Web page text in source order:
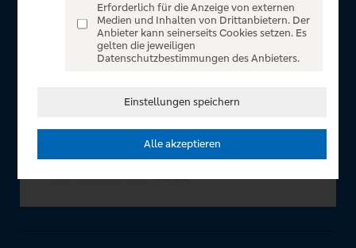
unserem einzigartigen Portal finden Sie Tickets für
atemberaubende Konzerte, Musicals und Shows, die
Fußball-Bundesliga sowie die Champions League und die
In Zusammenarbeit mit
Erforderlich für die Anzeige von externen
Medien und Inhalten von Drittanbietern. Der
Anbieter kann seinerseits Cookies setzen. Es
gelten die jeweiligen
Datenschutzbestimmungen des Anbieters.
Einstellungen speichern
Alle akzeptieren